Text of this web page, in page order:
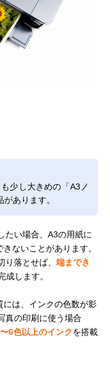
少し大きめの「A3ノ
あります。
たい場合、A3の用紙に
ないことがあります。
落とせば、 端までき
成します。
には、インクの色数が影
真の印刷に使う場合
6色以上のインクを搭載